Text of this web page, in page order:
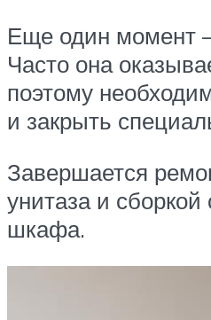
Еще один момент
Часто она
поэтому
и закрыть
Завершается
унитаза и сборкой
шкафа.